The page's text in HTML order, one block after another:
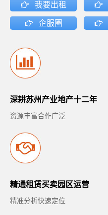
我要出租
企服圈
深耕苏州产业地产十二年
资源丰富合作广泛
精通租赁买卖园区运营
精准分析快速定位